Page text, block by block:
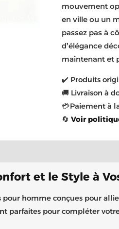
mouvement
en ville ou un
passez pas à
d’élégance
maintenant et
✔️ Produits
🚚 Livraison à
💳 Paiement à
🔄 Voir
et le Style à
pour homme conçues pour
parfaites pour compléter